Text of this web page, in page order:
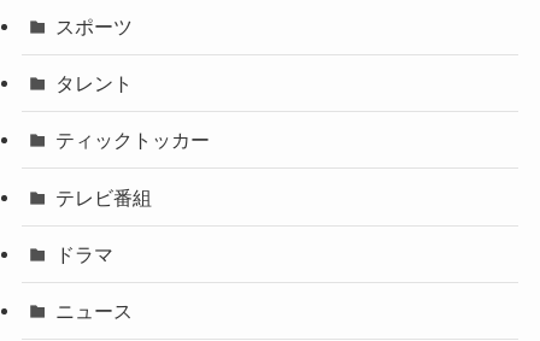
スポーツ
タレント
ティックトッカー
テレビ番組
ドラマ
ニュース